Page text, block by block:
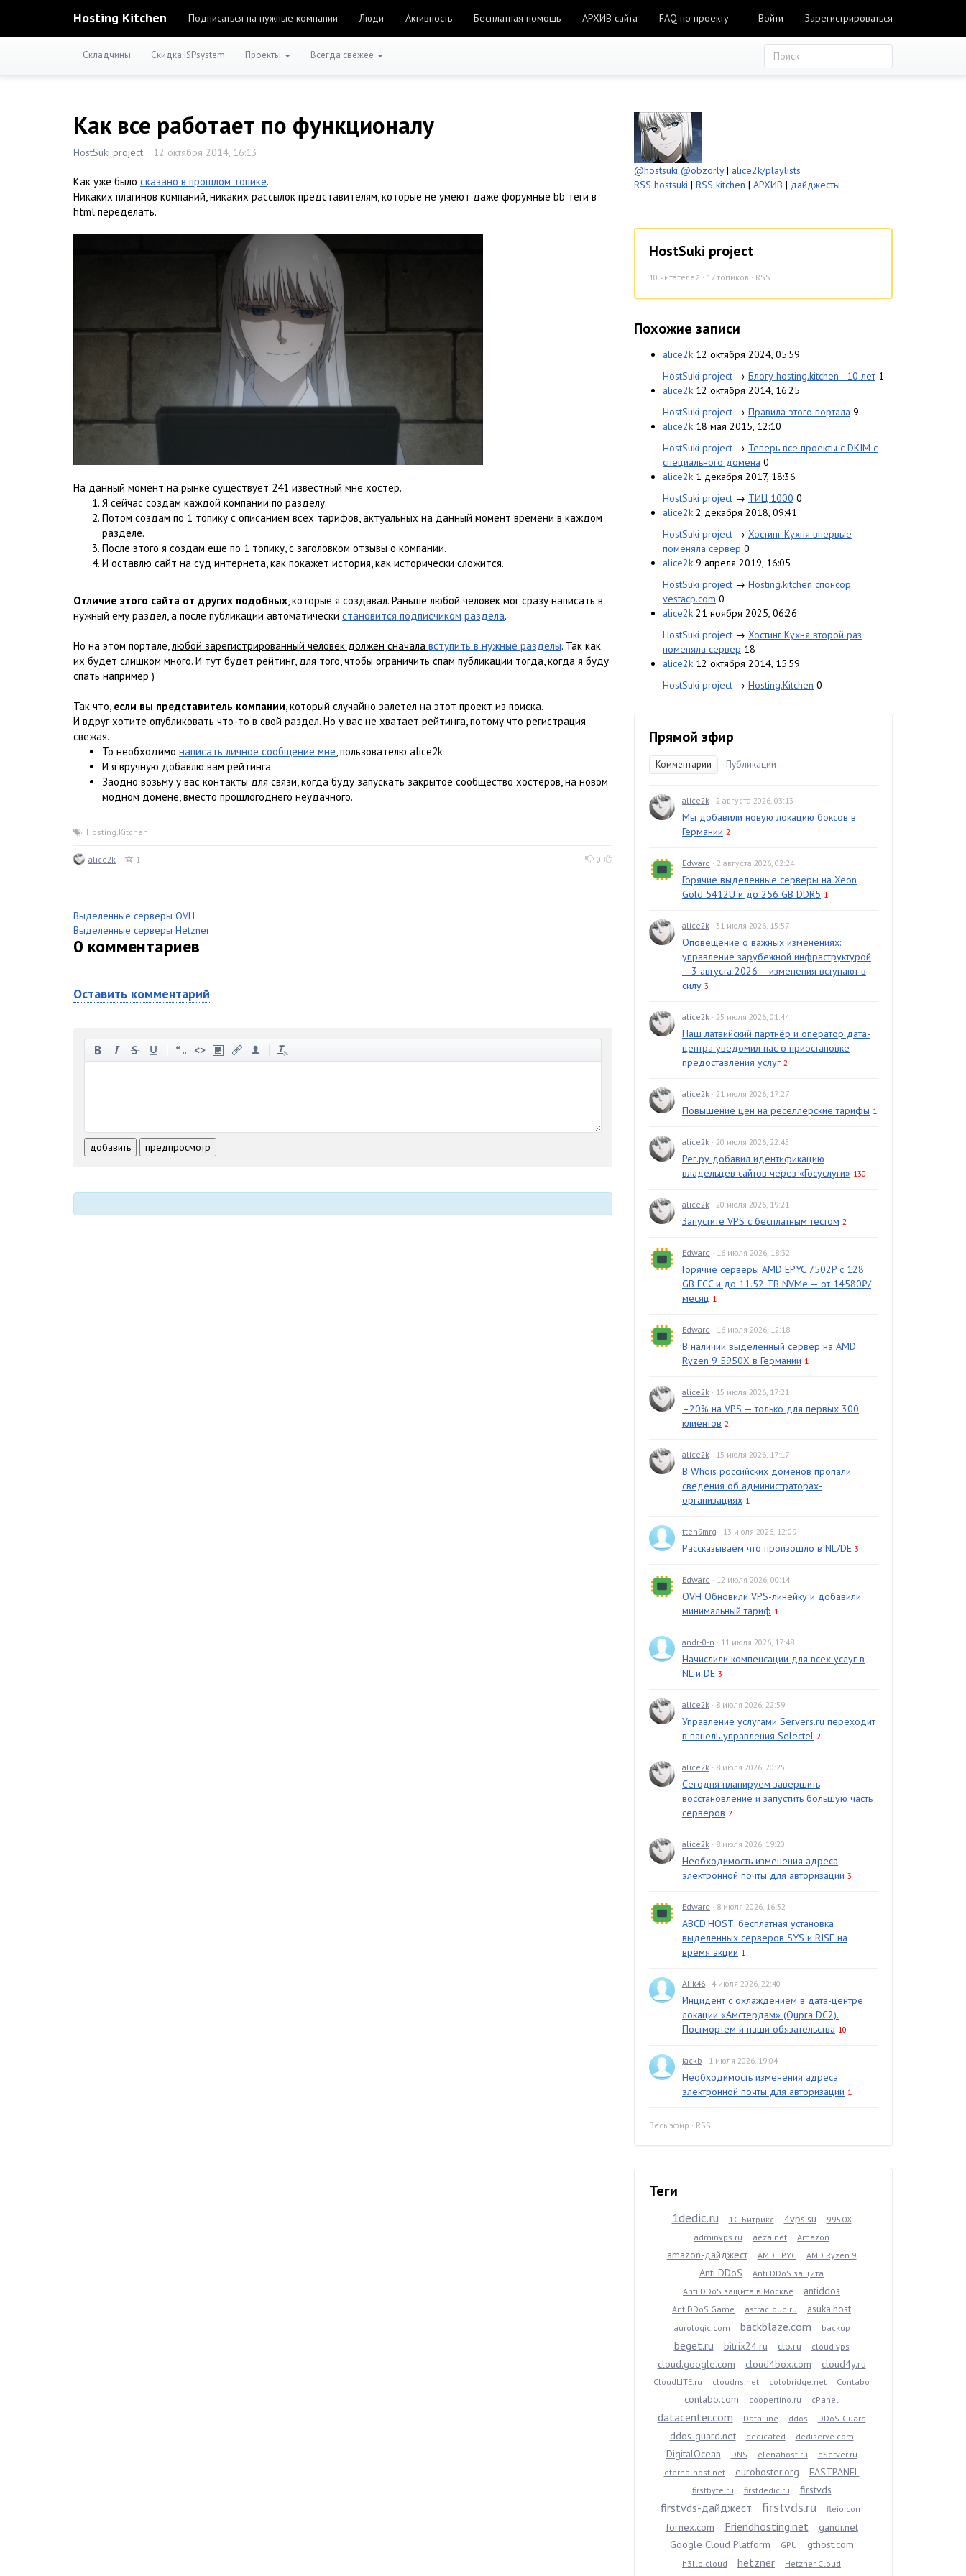
Hosting Kitchen Подписаться на нужные компании Люди Активность Бесплатная помощь АРХИВ сайта FAQ по проекту Войти Зарегистрироваться
Складчины Скидка ISPsystem Проекты Всегда свежее
Как все работает по функционалу
HostSuki project 12 октября 2014, 16:13
Как уже было сказано в прошлом топике.
Никаких плагинов компаний, никаких рассылок представителям, которые не умеют даже форумные bb теги в
html переделать.
На данный момент на рынке существует 241 известный мне хостер.
Я сейчас создам каждой компании по разделу.
Потом создам по 1 топику с описанием всех тарифов, актуальных на данный момент времени в каждом
разделе.
После этого я создам еще по 1 топику, с заголовком отзывы о компании.
И оставлю сайт на суд интернета, как покажет история, как исторически сложится.
Отличие этого сайта от других подобных, которые я создавал. Раньше любой человек мог сразу написать в
нужный ему раздел, а после публикации автоматически становится подписчиком раздела.
Но на этом портале,любой зарегистрированный человек должен сначала вступить в нужные разделы. Так как
их будет слишком много. И тут будет рейтинг, для того, чтобы ограничить спам публикации тогда, когда я буду
спать например )
Так что, если вы представитель компании, который случайно залетел на этот проект из поиска.
И вдруг хотите опубликовать что-то в свой раздел. Но у вас не хватает рейтинга, потому что регистрация
свежая.
То необходимо написать личное сообщение мне, пользователю alice2k
И я вручную добавлю вам рейтинга.
Заодно возьму у вас контакты для связи, когда буду запускать закрытое сообщество хостеров, на новом
модном домене, вместо прошлогоднего неудачного.
Hosting.Kitchen
alice2k 1 0
Выделенные серверы OVH
Выделенные серверы Hetzner
0 комментариев
Оставить комментарий
-
-
-
добавить предпросмотр
@hostsuki @obzorly| alice2k/playlists
RSS hostsuki | RSS kitchen | АРХИВ | дайджесты
HostSuki project
10 читателей · 17 топиков · RSS
Похожие записи
alice2k 12 октября 2024, 05:59
HostSuki project → Блогу hosting.kitchen - 10 лет 1
alice2k 12 октября 2014, 16:25
HostSuki project → Правила этого портала 9
alice2k 18 мая 2015, 12:10
HostSuki project → Теперь все проекты с DKIM с
специального домена 0
alice2k 1 декабря 2017, 18:36
HostSuki project → ТИЦ 1000 0
alice2k 2 декабря 2018, 09:41
HostSuki project → Хостинг Кухня впервые
поменяла сервер 0
alice2k 9 апреля 2019, 16:05
HostSuki project → Hosting.kitchen спонсор
vestacp.com 0
alice2k 21 ноября 2025, 06:26
HostSuki project → Хостинг Кухня второй раз
поменяла сервер 18
alice2k 12 октября 2014, 15:59
HostSuki project → Hosting.Kitchen 0
Прямой эфир
Комментарии Публикации
alice2k · 2 августа 2026, 03:13
Мы добавили новую локацию боксов в
Германии 2
Edward · 2 августа 2026, 02:24
Горячие выделенные серверы на Xeon
Gold 5412U и до 256 GB DDR5 1
alice2k · 31 июля 2026, 15:57
Оповещение о важных изменениях:
управление зарубежной инфраструктурой
– 3 августа 2026 – изменения вступают в
силу 3
alice2k · 25 июля 2026, 01:44
Наш латвийский партнёр и оператор дата-
центра уведомил нас о приостановке
предоставления услуг 2
alice2k · 21 июля 2026, 17:27
Повышение цен на реселлерские тарифы 1
alice2k · 20 июля 2026, 22:45
Рег.ру добавил идентификацию
владельцев сайтов через «Госуслуги» 130
alice2k · 20 июля 2026, 19:21
Запустите VPS с бесплатным тестом 2
Edward · 16 июля 2026, 18:32
Горячие серверы AMD EPYC 7502P с 128
GB ECC и до 11.52 TB NVMe — от 14580₽/
месяц 1
Edward · 16 июля 2026, 12:18
В наличии выделенный сервер на AMD
Ryzen 9 5950X в Германии 1
alice2k · 15 июля 2026, 17:21
–20% на VPS — только для первых 300
клиентов 2
alice2k · 15 июля 2026, 17:17
В Whois российских доменов пропали
сведения об администраторах-
организациях 1
tten9mrg · 13 июля 2026, 12:09
Рассказываем что произошло в NL/DE 3
Edward · 12 июля 2026, 00:14
OVH Обновили VPS-линейку и добавили
минимальный тариф 1
andr-0-n · 11 июля 2026, 17:48
Начислили компенсации для всех услуг в
NL и DE 3
alice2k · 8 июля 2026, 22:59
Управление услугами Servers.ru переходит
в панель управления Selectel 2
alice2k · 8 июля 2026, 20:25
Сегодня планируем завершить
восстановление и запустить большую часть
серверов 2
alice2k · 8 июля 2026, 19:20
Необходимость изменения адреса
электронной почты для авторизации 3
Edward · 8 июля 2026, 16:32
ABCD.HOST: бесплатная установка
выделенных серверов SYS и RISE на
время акции 1
Alik46 · 4 июля 2026, 22:40
Инцидент с охлаждением в дата-центре
локации «Амстердам» (Qupra DC2).
Постмортем и наши обязательства 10
jackb · 1 июля 2026, 19:04
Необходимость изменения адреса
электронной почты для авторизации 1
Весь эфир · RSS
Теги
1dedic.ru 1С-Битрикс 4vps.su
9950X
adminvps.ru
aeza.net Amazon
amazon-дайджест AMD EPYC AMD Ryzen 9
Anti DDoS
Anti DDoS защита
Anti DDoS защита в Москве
antiddos
AntiDDoS Game astracloud.ru asuka.host
aurologic.com backblaze.com backup
beget.ru bitrix24.ru clo.ru cloud vps
cloud.google.com cloud4box.com cloud4y.ru
CloudLITE.ru cloudns.net colobridge.net Contabo
contabo.com coopertino.ru cPanel
datacenter.com DataLine ddos DDoS-Guard
ddos-guard.net dedicated dediserve.com
DigitalOcean DNS elenahost.ru
eServer.ru
eternalhost.net
eurohoster.org FASTPANEL
firstbyte.ru firstdedic.ru firstvds
firstvds-дайджест firstvds.ru fleio.com
fornex.com Friendhosting.net
gandi.net
Google Cloud Platform
GPU gthost.com
h3llo.cloud hetzner Hetzner Cloud